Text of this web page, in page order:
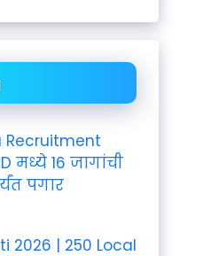
Recruitment
मध्ये 16 जागांची
पगार
2026 | 250 Local